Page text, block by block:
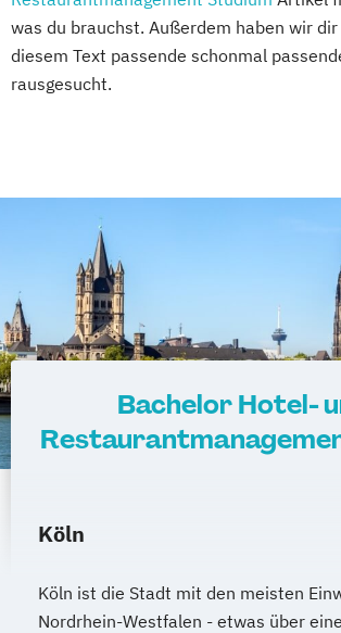
was du brauchst. Außerdem haben wir
diesem Text passende schonmal
rausgesucht.
Bachelor Hotel-
Köln
Köln ist die Stadt mit den meisten
Nordrhein-Westfalen - etwas über